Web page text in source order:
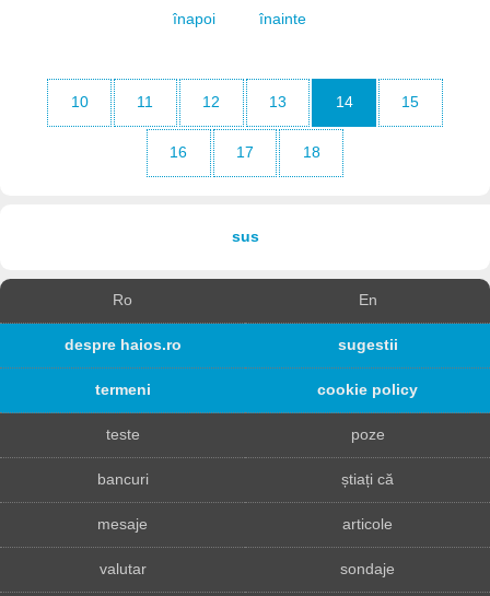
înapoi înainte
10 11 12 13 14 15
16 17 18
sus
Ro En
despre haios.ro sugestii
termeni cookie policy
teste poze
bancuri știați că
mesaje articole
valutar sondaje